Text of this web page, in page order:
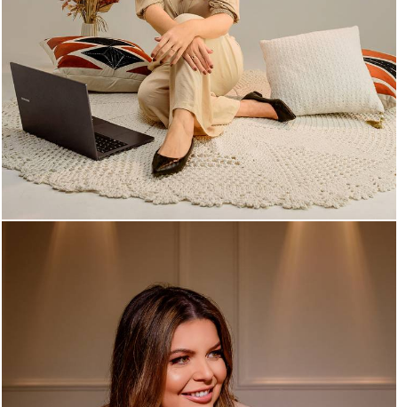
518 0